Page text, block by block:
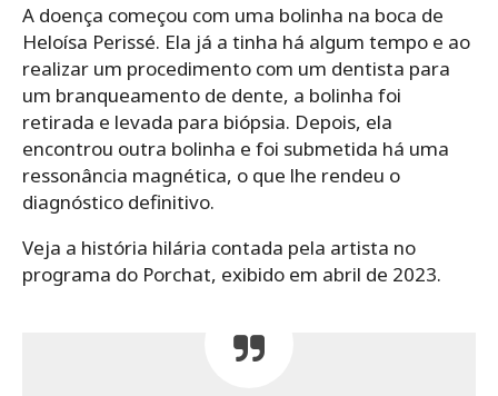
A doença começou com uma bolinha na boca de
Heloísa Perissé. Ela já a tinha há algum tempo e ao
realizar um procedimento com um dentista para
um branqueamento de dente, a bolinha foi
retirada e levada para biópsia. Depois, ela
encontrou outra bolinha e foi submetida há uma
ressonância magnética, o que lhe rendeu o
diagnóstico definitivo.
Veja a história hilária contada pela artista no
programa do Porchat, exibido em abril de 2023.